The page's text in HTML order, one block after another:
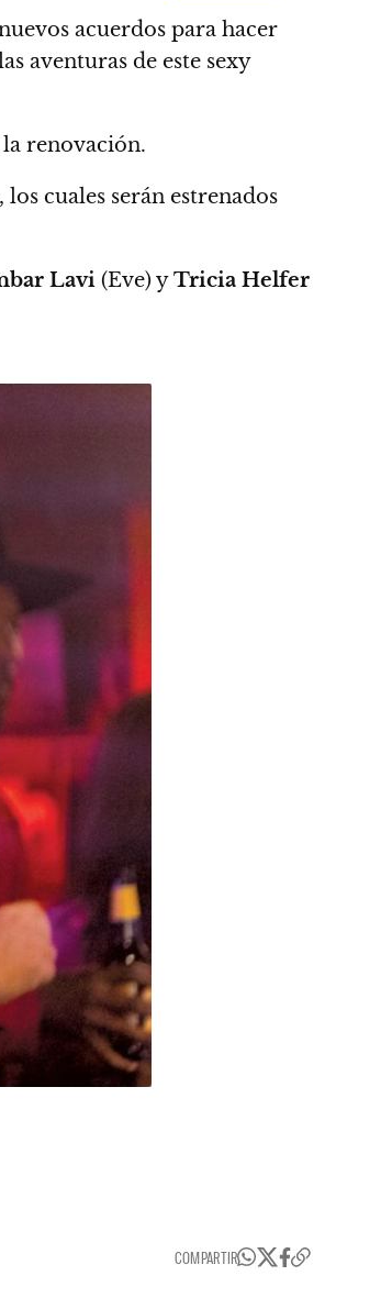
acuerdos para hacer
aventuras de este sexy
renovación.
, los cuales serán estrenados
Lavi (Eve) yTricia Helfer
COMPARTIR